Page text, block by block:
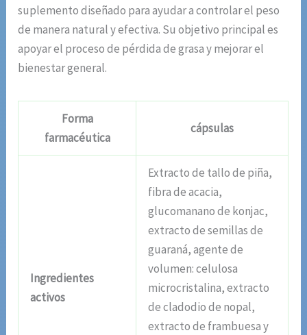
suplemento diseñado para ayudar a controlar el peso
de manera natural y efectiva. Su objetivo principal es
apoyar el proceso de pérdida de grasa y mejorar el
bienestar general.
Forma
farmacéutica
cápsulas
Ingredientes
activos
Extracto de tallo de piña,
fibra de acacia,
glucomanano de konjac,
extracto de semillas de
guaraná, agente de
volumen: celulosa
microcristalina, extracto
de cladodio de nopal,
extracto de frambuesa y